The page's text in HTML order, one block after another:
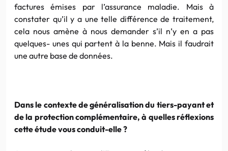
factures émises par l’assurance maladie. Mais à
constater qu’il y a une telle différence de traitement,
cela nous amène à nous demander s’il n’y en a pas
quelques- unes qui partent à la benne. Mais il faudrait
une autre base de données.
Dans le contexte de généralisation du tiers-payant et
de la protection complémentaire, à quelles réflexions
cette étude vous conduit-elle ?